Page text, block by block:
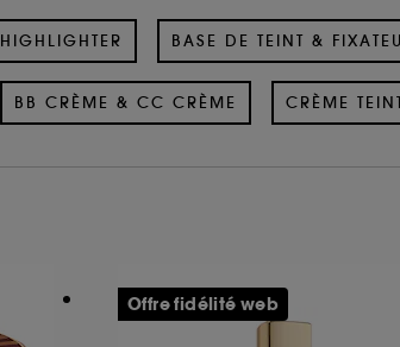
HIGHLIGHTER BASE DE TEINT &
BB CRÈME & CC CRÈME CRÈME
Offre fidélité web